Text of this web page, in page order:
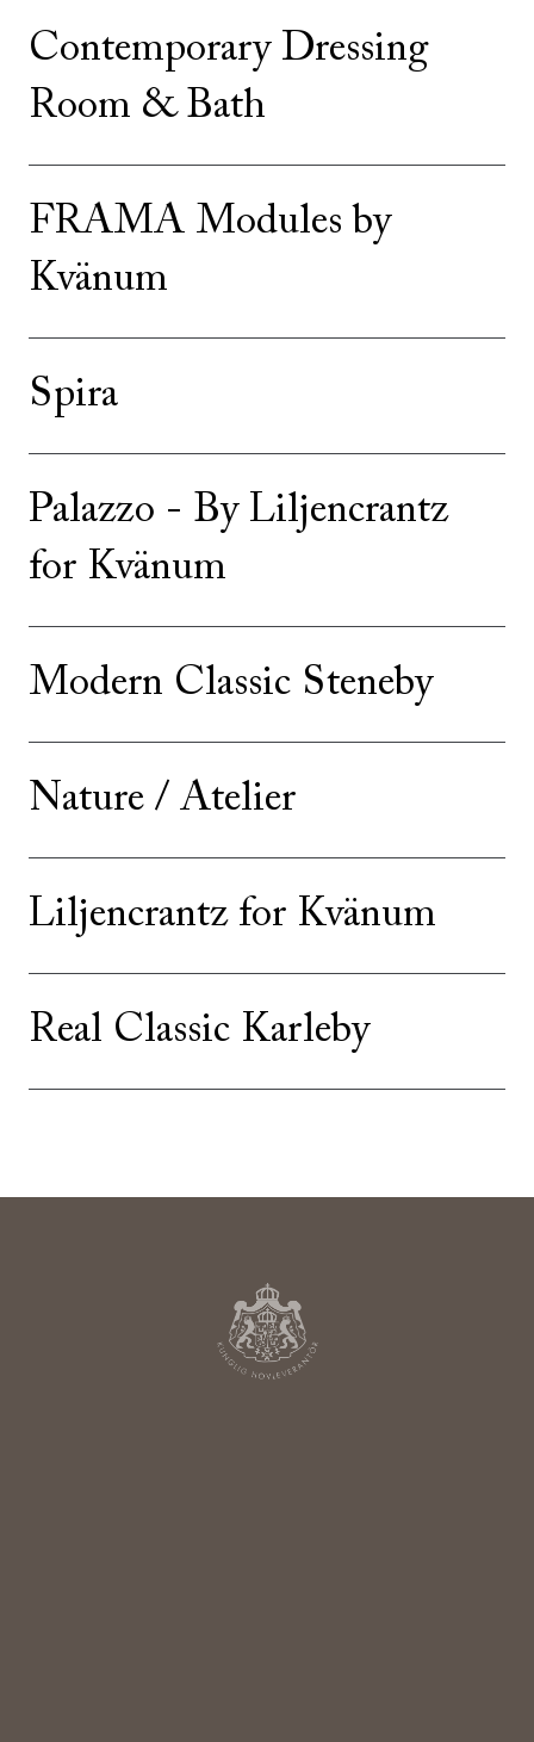
Contemporary Dressing
Room & Bath
FRAMA Modules by
Kvänum
Spira
Palazzo - By Liljencrantz
for Kvänum
Modern Classic Steneby
Nature / Atelier
Liljencrantz for Kvänum
Real Classic Karleby